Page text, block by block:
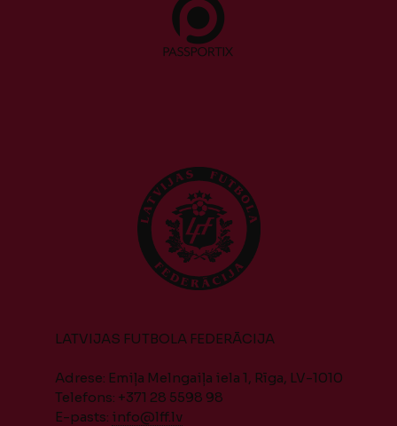
LATVIJAS FUTBOLA FEDERĀCIJA
Adrese: Emiļa Melngaiļa iela 1, Rīga, LV-1010
Telefons: +371 28 5598 98
E-pasts: info@lff.lv